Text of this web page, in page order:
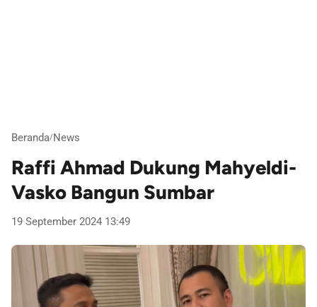
Beranda/News
Raffi Ahmad Dukung Mahyeldi-
Vasko Bangun Sumbar
19 September 2024 13:49